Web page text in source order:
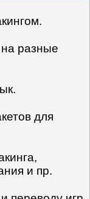
на разные
для
и пр.